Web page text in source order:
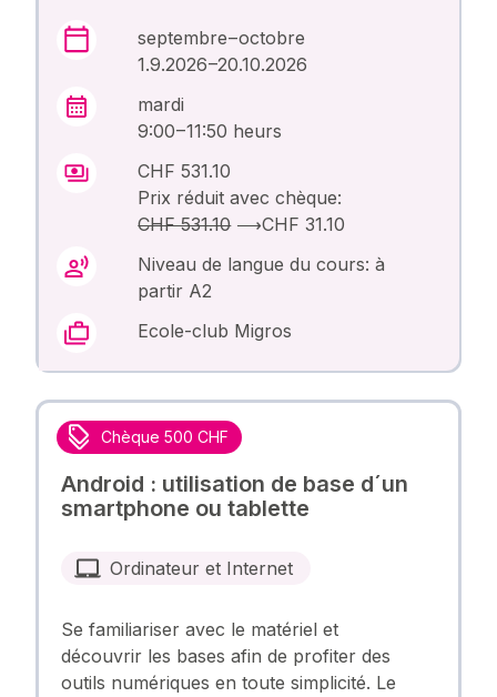
septembre – octobre
1.9.2026 –20.10.2026
mardi
9:00 – 11:50 heurs
CHF 531.10
Prix réduit avec chèque:
CHF 531.10⟶CHF 31.10
Niveau de langue du cours: à
partir A2
Ecole-club Migros
Chèque 500 CHF
Android : utilisation de base d´un
smartphone ou tablette
Ordinateur et Internet
Se familiariser avec le matériel et
découvrir les bases afin de profiter des
outils numériques en toute simplicité. Le